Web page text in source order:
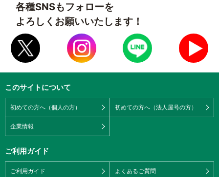
各種SNSもフォローを
よろしくお願いいたします！
このサイトについて
初めての方へ（個人の方） 初めての方へ（法人屋号の方）
企業情報
ご利用ガイド
ご利用ガイド よくあるご質問